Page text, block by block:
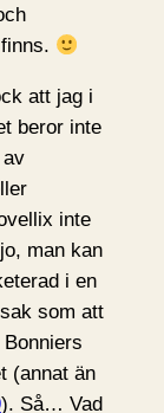
att jag i
beror inte
inte
man kan
i en
som att
(annat än
). Så… Vad